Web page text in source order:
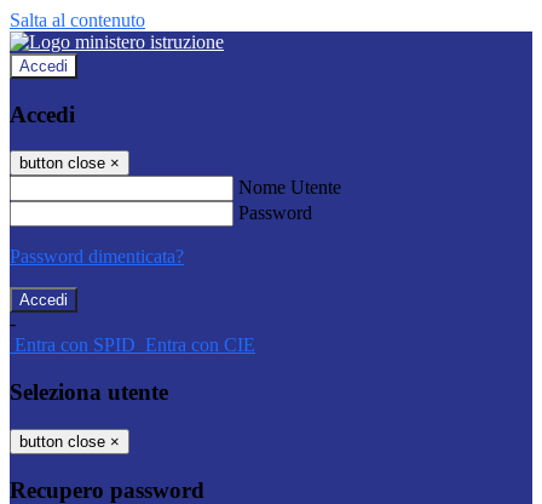
Salta al contenuto
Accedi
Accedi
button close ×
Nome Utente
Password
Password dimenticata?
-
Entra con SPID Entra con CIE
Seleziona utente
button close ×
Recupero password